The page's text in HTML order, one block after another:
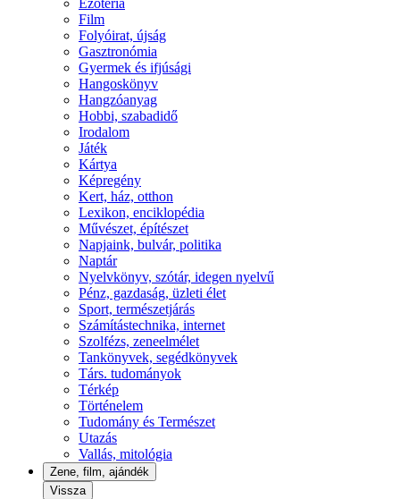
Ezotéria
Film
Folyóirat, újság
Gasztronómia
Gyermek és ifjúsági
Hangoskönyv
Hangzóanyag
Hobbi, szabadidő
Irodalom
Játék
Kártya
Képregény
Kert, ház, otthon
Lexikon, enciklopédia
Művészet, építészet
Napjaink, bulvár, politika
Naptár
Nyelvkönyv, szótár, idegen nyelvű
Pénz, gazdaság, üzleti élet
Sport, természetjárás
Számítástechnika, internet
Szolfézs, zeneelmélet
Tankönyvek, segédkönyvek
Társ. tudományok
Térkép
Történelem
Tudomány és Természet
Utazás
Vallás, mitológia
Zene, film, ajándék
Vissza